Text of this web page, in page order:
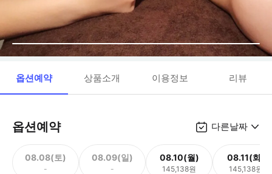
옵션예약 상품소개 이용정보 리뷰
옵션예약 다른날짜
08.08(토)
-
08.09(일)
-
08.10(월)
145,138원
08.11(화)
145,138원